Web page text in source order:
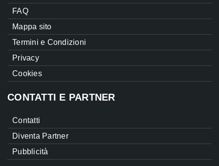
FAQ
Mappa sito
Termini e Condizioni
Privacy
Cookies
CONTATTI E PARTNER
Contatti
Diventa Partner
Pubblicità